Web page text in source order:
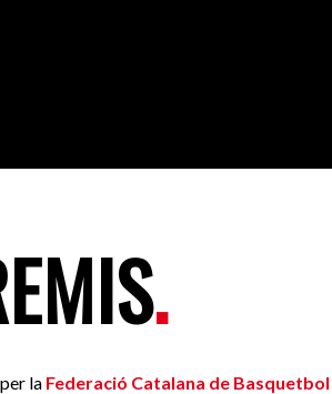
.
la Federació Catalana de Basquetbol